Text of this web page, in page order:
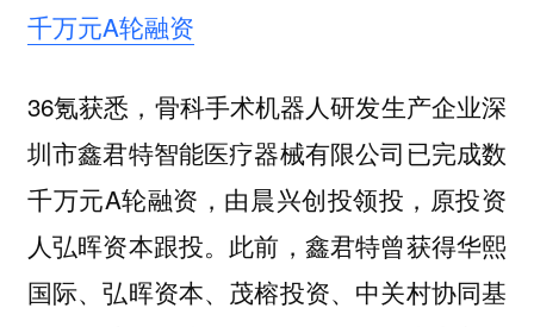
千万元A轮融资
36氪获悉，骨科手术机器人研发生产企业深
圳市鑫君特智能医疗器械有限公司已完成数
千万元A轮融资，由晨兴创投领投，原投资
人弘晖资本跟投。此前，鑫君特曾获得华熙
国际、弘晖资本、茂榕投资、中关村协同基